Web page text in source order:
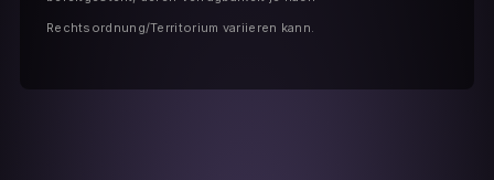
Rechtsordnung/Territorium variieren kann.